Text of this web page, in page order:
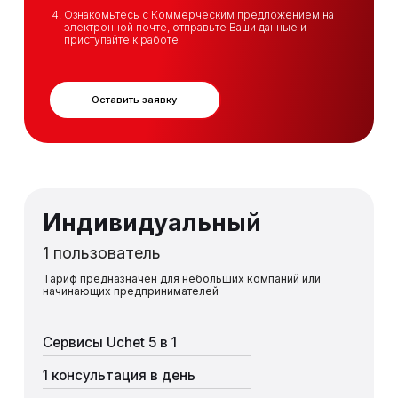
Ознакомьтесь с Коммерческим предложением на
электронной почте, отправьте Ваши данные и
приступайте к работе
Оставить заявку
Индивидуальный
1 пользователь
Тариф предназначен для небольших компаний или
начинающих предпринимателей
Сервисы Uchet 5 в 1
1 консультация в день